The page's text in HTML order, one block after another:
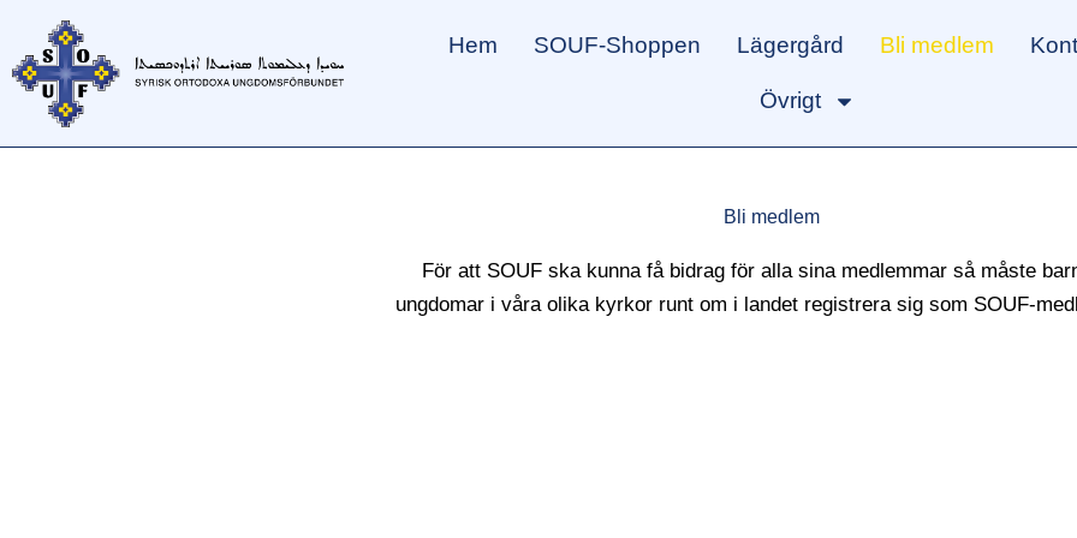
innehåll
Hem SOUF-Shoppen Lägergård Bli medlem
Övrigt
Bli medlem
För att SOUF ska kunna få bidrag för alla sina medlemmar så måste
ungdomar i våra olika kyrkor runt om i landet registrera sig som SOUF-